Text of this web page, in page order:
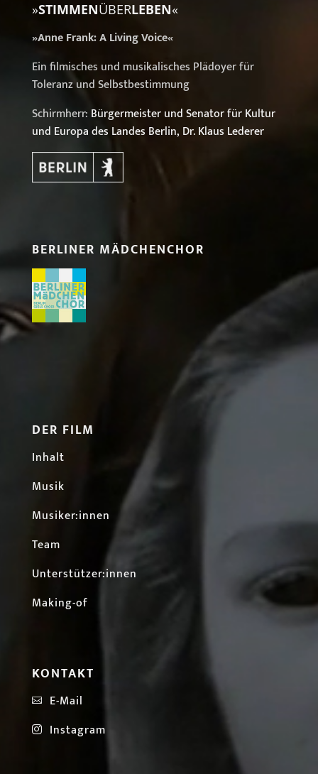
»STIMMENÜBERLEBEN«
»Anne Frank: A Living Voice«
Ein filmisches und musikalisches Plädoyer für
Toleranz und Selbstbestimmung
Schirmherr: Bürgermeister und Senator für Kultur
und Europa des Landes Berlin, Dr. Klaus Lederer
BERLINER MÄDCHENCHOR
DER FILM
Inhalt
Musik
Musiker:innen
Team
Unterstützer:innen
Making-of
KONTAKT
 E-Mail
 Instagram